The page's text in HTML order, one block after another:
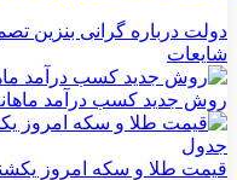
دولت درباره گرانی بنزین
شایعات
روش جدید کسب درآمد